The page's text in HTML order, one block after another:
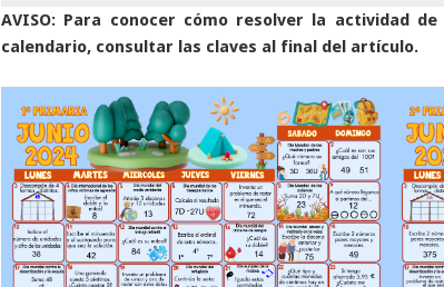
AVISO: Para conocer cómo resolver la actividad
calendario, consultar las claves al final del artículo.